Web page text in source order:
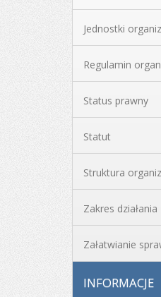
Jednostki
Regulamin
Status prawny
Statut
Struktura
Zakres działania
Załatwianie
INFORMACJE